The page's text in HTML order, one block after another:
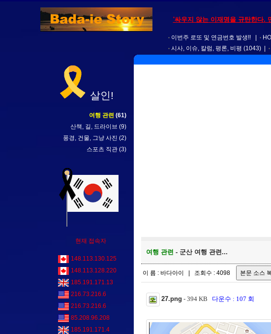
'싸우지 않는 이재명을 규탄한다.
이번주 로또 및 연금번호 발생!!
시사, 이슈, 칼럼, 평론, 비평 (1043)
살인!
여행 관련 (61)
산책, 길, 드라이브 (9)
풍경, 건물, 그냥 사진 (2)
스포츠 직관 (3)
현재 접속자
148.113.130.125
148.113.128.220
185.191.171.13
216.73.216.6
216.73.216.6
85.208.96.208
185.191.171.4
여행 관련 - 군산 여행 관련...
이 름 : 바다아이 | 조회수 : 4098
27.png - 394 KB 다운수 : 107 회